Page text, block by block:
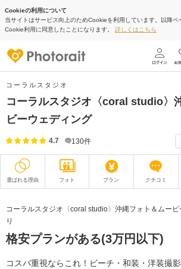
Cookieの利用について
当サイトはサービス向上のためCookieを利用しています。以降ペ
Cookie利用に同意したことになります。 詳しくはこちら
コーラルスタジオ
コーラルスタジオ〈coral studio〉
ビーウェディング
4.7 130件
選ばれる理由 フォト プラン クチコミ
コーラルスタジオ〈coral studio〉沖縄フォト＆ムー
り
格安プランがある(3万円以下)
コスパ重視ならこれ！ビーチ・和装・洋装撮